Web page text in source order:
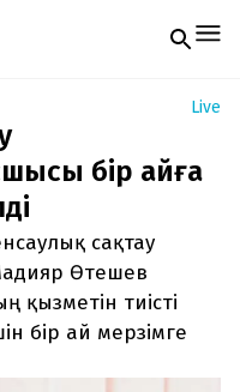
электронды
нөмір
Тек email
Live
бір айға
сақтау
Өтешев
тиісті
бір ай мерзімге